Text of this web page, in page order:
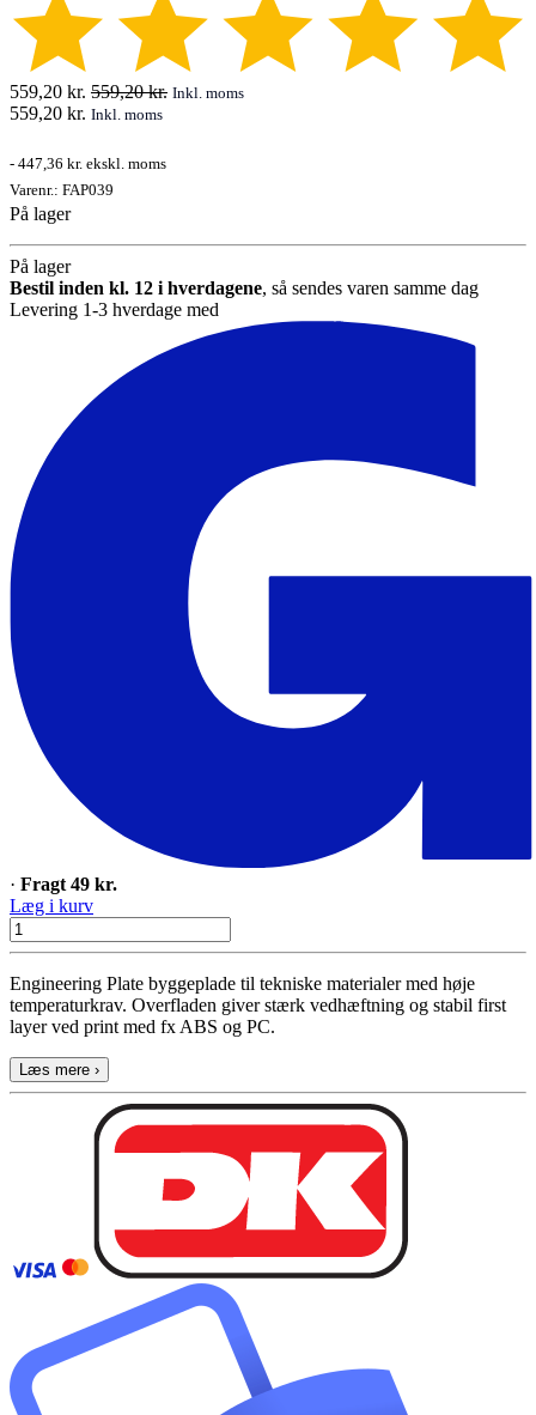
559,20 kr. 559,20kr. Inkl. moms
559,20 kr. Inkl. moms
- 447,36 kr. ekskl. moms
Varenr.: FAP039
På lager
På lager
Bestil inden kl. 12 i hverdagene, så sendes varen samme dag
Levering 1-3 hverdage med
· Fragt 49 kr.
Læg i kurv
Engineering Plate byggeplade til tekniske materialer med høje
temperaturkrav. Overfladen giver stærk vedhæftning og stabil first
layer ved print med fx ABS og PC.
Læs mere ›